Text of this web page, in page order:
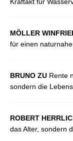
MÖLLER
für einen
BRUNO ZU Rente
sondern die
ROBERT
das Alter, sondern